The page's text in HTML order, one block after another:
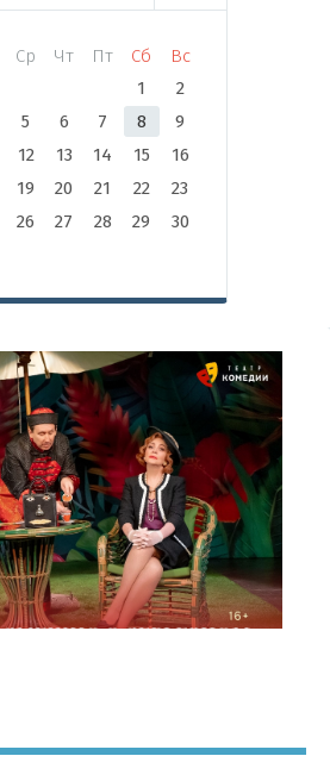
Ср Чт Пт Сб
Вс
1
2
5 6 7 8
9
12 13 14 15
16
19 20 21 22
23
26 27 28 29
30